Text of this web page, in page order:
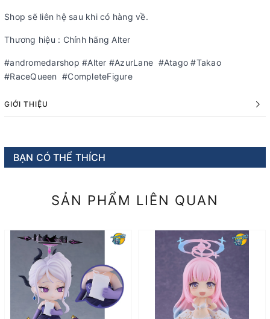
Shop sẽ liên hệ sau khi có hàng về.
Thương hiệu : Chính hãng Alter
#andromedarshop #Alter #AzurLane #Atago #Takao
#RaceQueen #CompleteFigure
GIỚI THIỆU
BẠN CÓ THỂ THÍCH
SẢN PHẨM LIÊN QUAN